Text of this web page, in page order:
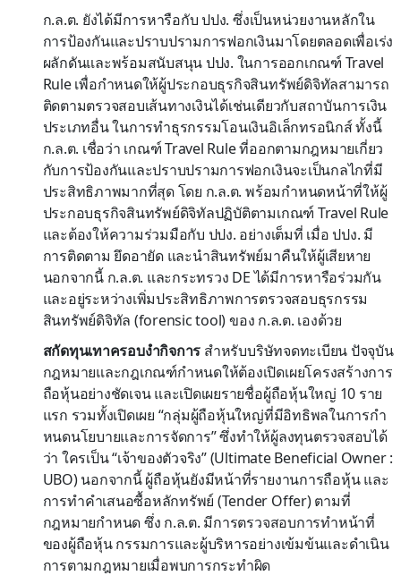
ก.ล.ต. ยังได้มีการหารือกับ ปปง. ซึ่งเป็นหน่วยงานหลักใน
การป้องกันและปราบปรามการฟอกเงินมาโดยตลอดเพื่อเร่ง
ผลักดันและพร้อมสนับสนุน ปปง. ในการออกเกณฑ์ Travel
Rule เพื่อกำหนดให้ผู้ประกอบธุรกิจสินทรัพย์ดิจิทัลสามารถ
ติดตามตรวจสอบเส้นทางเงินได้เช่นเดียวกับสถาบันการเงิน
ประเภทอื่น ในการทำธุรกรรมโอนเงินอิเล็กทรอนิกส์ ทั้งนี้
ก.ล.ต. เชื่อว่า เกณฑ์ Travel Rule ที่ออกตามกฎหมายเกี่ยว
กับการป้องกันและปราบปรามการฟอกเงินจะเป็นกลไกที่มี
ประสิทธิภาพมากที่สุด โดย ก.ล.ต. พร้อมกำหนดหน้าที่ให้ผู้
ประกอบธุรกิจสินทรัพย์ดิจิทัลปฏิบัติตามเกณฑ์ Travel Rule
และต้องให้ความร่วมมือกับ ปปง. อย่างเต็มที่ เมื่อ ปปง. มี
การติดตาม ยึดอายัด และนำสินทรัพย์มาคืนให้ผู้เสียหาย
นอกจากนี้ ก.ล.ต. และกระทรวง DE ได้มีการหารือร่วมกัน
และอยู่ระหว่างเพิ่มประสิทธิภาพการตรวจสอบธุรกรรม
สินทรัพย์ดิจิทัล (forensic tool) ของ ก.ล.ต. เองด้วย
สกัดทุนเทาครอบงำกิจการ สำหรับบริษัทจดทะเบียน ปัจจุบัน
กฎหมายและกฎเกณฑ์กำหนดให้ต้องเปิดเผยโครงสร้างการ
ถือหุ้นอย่างชัดเจน และเปิดเผยรายชื่อผู้ถือหุ้นใหญ่ 10 ราย
แรก รวมทั้งเปิดเผย “กลุ่มผู้ถือหุ้นใหญ่ที่มีอิทธิพลในการกํา
หนดนโยบายและการจัดการ” ซึ่งทำให้ผู้ลงทุนตรวจสอบได้
ว่า ใครเป็น “เจ้าของตัวจริง” (Ultimate Beneficial Owner :
UBO) นอกจากนี้ ผู้ถือหุ้นยังมีหน้าที่รายงานการถือหุ้น และ
การทำคำเสนอซื้อหลักทรัพย์ (Tender Offer) ตามที่
กฎหมายกำหนด ซึ่ง ก.ล.ต. มีการตรวจสอบการทำหน้าที่
ของผู้ถือหุ้น กรรมการและผู้บริหารอย่างเข้มข้นและดำเนิน
การตามกฎหมายเมื่อพบการกระทำผิด